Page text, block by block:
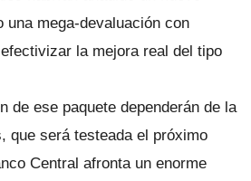
una mega-devaluación con
la mejora real del tipo
de ese paquete dependerán de la
que será testeada el próximo
Central afronta un enorme